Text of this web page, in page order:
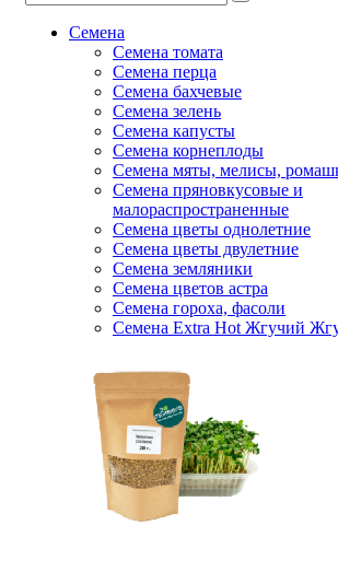
Семена
Семена томата
Семена перца
Семена бахчевые
Семена зелень
Семена капусты
Семена корнеплоды
Семена мяты, мелисы,
Семена пряновкусовые и
малораспространенные
Семена цветы однолетние
Семена цветы двулетние
Семена земляники
Семена цветов астра
Семена гороха, фасоли
Семена Extra Hot Жгучий